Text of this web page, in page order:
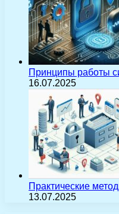
Принципы работы
16.07.2025
Практические
13.07.2025